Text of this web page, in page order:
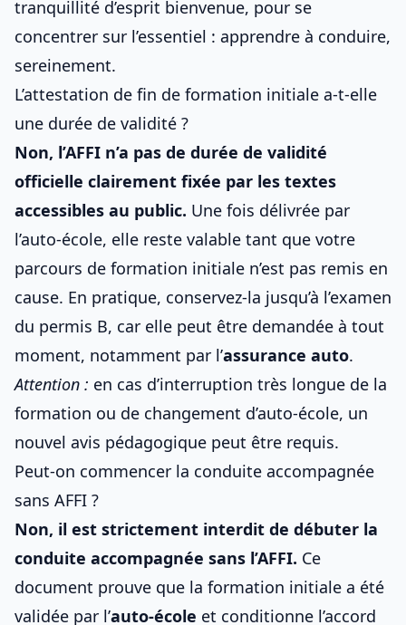
tranquillité d’esprit bienvenue, pour se
concentrer sur l’essentiel : apprendre à conduire,
sereinement.
L’attestation de fin de formation initiale a-t-elle
une durée de validité ?
Non, l’AFFI n’a pas de durée de validité
officielle clairement fixée par les textes
accessibles au public. Une fois délivrée par
l’auto-école, elle reste valable tant que votre
parcours de formation initiale n’est pas remis en
cause. En pratique, conservez-la jusqu’à l’examen
du permis B, car elle peut être demandée à tout
moment, notamment par l’assurance auto.
Attention : en cas d’interruption très longue de la
formation ou de changement d’auto-école, un
nouvel avis pédagogique peut être requis.
Peut-on commencer la conduite accompagnée
sans AFFI ?
Non, il est strictement interdit de débuter la
conduite accompagnée sans l’AFFI. Ce
document prouve que la formation initiale a été
validée par l’auto-école et conditionne l’accord